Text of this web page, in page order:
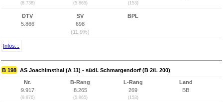
(8.738) (5.865) (153)
DTV
5.866
SV
698
(11,9%)
BPL
Infos...
B 198 AS Joachimsthal (A 11) - südl. Schmargendorf (B 2/L 200)
Nr.
9.917
(9.876)
B-Rang
8.265
(5.865)
L-Rang
269
(153)
Land
BB